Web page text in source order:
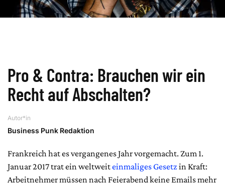
Pro & Contra: Brauchen wir ein
Recht auf Abschalten?
Autor*in
Business Punk Redaktion
Frankreich hat es vergangenes Jahr vorgemacht. Zum 1.
Januar 2017 trat ein weltweiteinmaliges Gesetz in Kraft:
Arbeitnehmer müssen nach Feierabend keine Emails mehr